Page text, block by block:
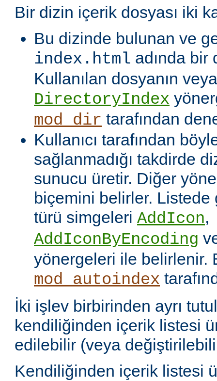
Bir dizin içerik dosyası iki
Bu dizinde bulunan ve
index.html adında bir
Kullanılan dosyanın
DirectoryIndex
mod_dir tarafından
Kullanıcı tarafından
sağlanmadığı takdirde
sunucu üretir. Diğer
biçemini belirler.
türü simgeleri AddIcon,
AddIconByEncoding
yönergeleri ile belirlenir.
mod_autoindex
İki işlev birbirinden ayrı
kendiliğinden içerik listesi
edilebilir (veya
Kendiliğinden içerik listesi